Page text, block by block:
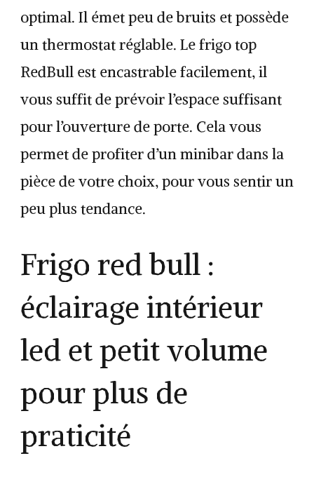
optimal. Il émet peu de bruits et possède
un thermostat réglable. Le frigo top
RedBull est encastrable facilement, il
vous suffit de prévoir l’espace suffisant
pour l’ouverture de porte. Cela vous
permet de profiter d’un minibar dans la
pièce de votre choix, pour vous sentir un
peu plus tendance.
Frigo red bull :
éclairage intérieur
led et petit volume
pour plus de
praticité